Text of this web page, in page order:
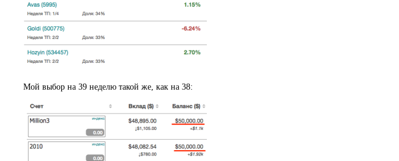
Мой выбор на 39 неделю такой же, как на 38: